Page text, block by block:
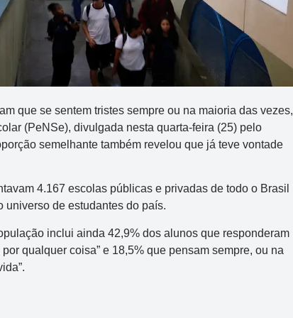
que se sentem tristes sempre ou na maioria das vezes,
(PeNSe), divulgada nesta quarta-feira (25) pelo
semelhante também revelou que já teve vontade
4.167 escolas públicas e privadas de todo o Brasil
universo de estudantes do país.
inclui ainda 42,9% dos alunos que responderam
qualquer coisa” e 18,5% que pensam sempre, ou na